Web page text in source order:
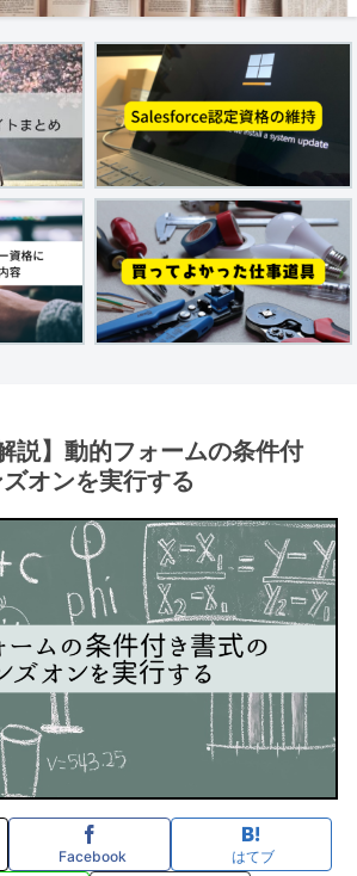
説】動的フォームの条件付
オンを実行する
Facebook はてブ